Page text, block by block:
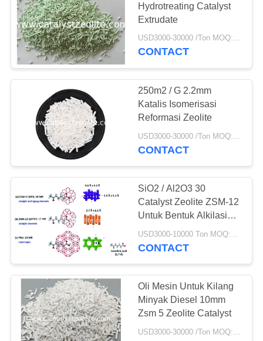
Katalis HTS
Saringan Molekul
Zeolit
Agen Desulfurisasi
44
Hydrotreating Catalyst
Extrudate
USD3000-30000 /Ton MOQ:1 KG
CONTACT
250m2 / G 2.2mm
Katalis Isomerisasi
Reformasi Zeolite
CONTACT
SiO2 / Al2O3 30
Catalyst Zeolite ZSM-12
Untuk Bentuk Alkilasi
Selektif Dari
Naphthalene
USD3000-10000 Ton MOQ:1 KG
CONTACT
Oli Mesin Untuk Kilang
Minyak Diesel 10mm
Zsm 5 Zeolite Catalyst
USD3000-30000 /Ton MOQ:1 KG